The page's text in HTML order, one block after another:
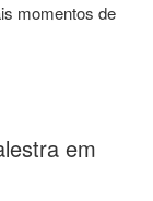
momentos de
em